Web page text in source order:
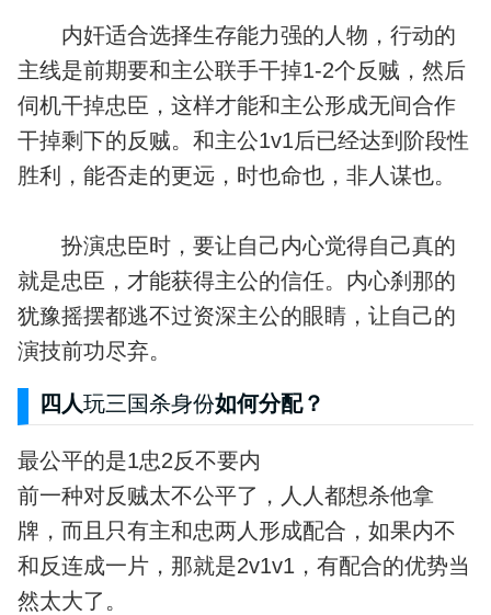
内奸适合选择生存能力强的人物，行动的
主线是前期要和主公联手干掉1-2个反贼，然后
伺机干掉忠臣，这样才能和主公形成无间合作
干掉剩下的反贼。和主公1v1后已经达到阶段性
胜利，能否走的更远，时也命也，非人谋也。
扮演忠臣时，要让自己内心觉得自己真的
就是忠臣，才能获得主公的信任。内心刹那的
犹豫摇摆都逃不过资深主公的眼睛，让自己的
演技前功尽弃。
四人玩三国杀身份如何分配？
最公平的是1忠2反不要内
前一种对反贼太不公平了，人人都想杀他拿
牌，而且只有主和忠两人形成配合，如果内不
和反连成一片，那就是2v1v1，有配合的优势当
然太大了。